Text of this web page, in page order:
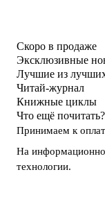
Скоро в продаже
Эксклюзивные
Лучшие из
Читай-журнал
Книжные циклы
Что ещё почитать?
Принимаем к
На
технологии.